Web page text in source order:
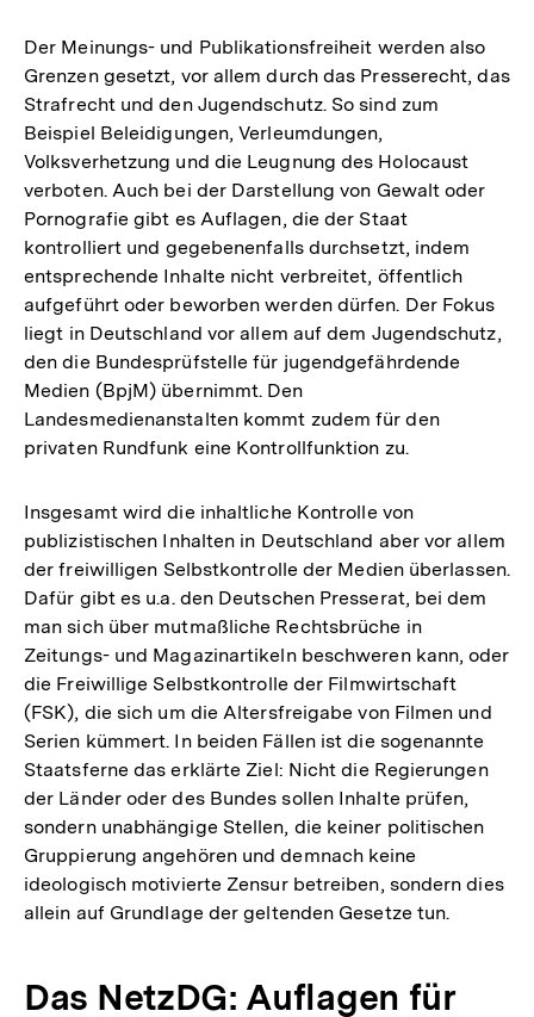
Der Meinungs- und Publikationsfreiheit werden also
Grenzen gesetzt, vor allem durch das Presserecht, das
Strafrecht und den Jugendschutz. So sind zum
Beispiel Beleidigungen, Verleumdungen,
Volksverhetzung und die Leugnung des Holocaust
verboten. Auch bei der Darstellung von Gewalt oder
Pornografie gibt es Auflagen, die der Staat
kontrolliert und gegebenenfalls durchsetzt, indem
entsprechende Inhalte nicht verbreitet, öffentlich
aufgeführt oder beworben werden dürfen. Der Fokus
liegt in Deutschland vor allem auf dem Jugendschutz,
den die Bundesprüfstelle für jugendgefährdende
Medien (BpjM) übernimmt. Den
Landesmedienanstalten kommt zudem für den
privaten Rundfunk eine Kontrollfunktion zu.
Insgesamt wird die inhaltliche Kontrolle von
publizistischen Inhalten in Deutschland aber vor allem
der freiwilligen Selbstkontrolle der Medien überlassen.
Dafür gibt es u.a. den Deutschen Presserat, bei dem
man sich über mutmaßliche Rechtsbrüche in
Zeitungs- und Magazinartikeln beschweren kann, oder
die Freiwillige Selbstkontrolle der Filmwirtschaft
(FSK), die sich um die Altersfreigabe von Filmen und
Serien kümmert. In beiden Fällen ist die sogenannte
Staatsferne das erklärte Ziel: Nicht die Regierungen
der Länder oder des Bundes sollen Inhalte prüfen,
sondern unabhängige Stellen, die keiner politischen
Gruppierung angehören und demnach keine
ideologisch motivierte Zensur betreiben, sondern dies
allein auf Grundlage der geltenden Gesetze tun.
Das NetzDG: Auflagen für